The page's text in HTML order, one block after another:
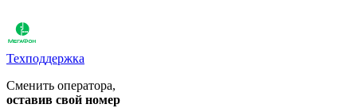
Техподдержка
Сменить оператора,
оставив свой номер